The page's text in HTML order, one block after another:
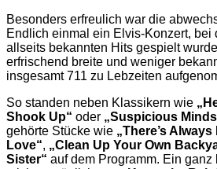
Besonders erfreulich war die
Endlich einmal ein Elvis-Konzert, bei
allseits bekannten Hits gespielt
erfrischend breite und weniger
insgesamt 711 zu Lebzeiten
So standen neben Klassikern wie
Shook Up“ oder „Suspicious
gehörte Stücke wie „There’s Always
Love“, „Clean Up Your Own
Sister“ auf dem Programm. Ein